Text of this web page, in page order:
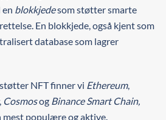
en blokkjedesom støtter smarte
En blokkjede, også kjent som
database som lagrer
NFT finner vi Ethereum,
, Cosmosog Binance Smart Chain,
populære og aktive.